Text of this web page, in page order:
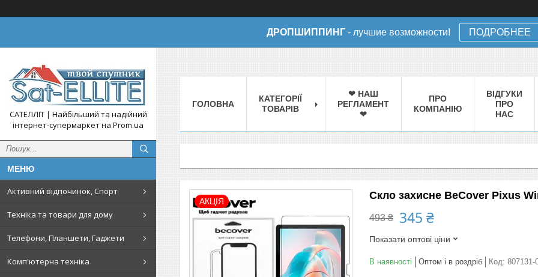
ДРОПШИППИНГ - лучшие возможности! ПОДРОБНЕЕ
САТЕЛЛІТ | Найбільший та надійний
інтернет-супермаркет на Prom.ua
Активний відпочинок, Спорт
Техніка та товари для дому
Телефони, Планшети, Гаджети
Комп'ютерна техніка
ГОЛОВНА
КАТЕГОРІЇ
ТОВАРІВ
❤ НАШ
РЕГЛАМЕНТ
❤
ПРО
КОМПАНІЮ
ВІДГУКИ
ПРО
НАС
АКЦІЯ Скло захисне BeCover Pixus
493 ₴ 345 ₴
Показати оптові ціни
В наявності Оптом і в роздріб Код: 807131-